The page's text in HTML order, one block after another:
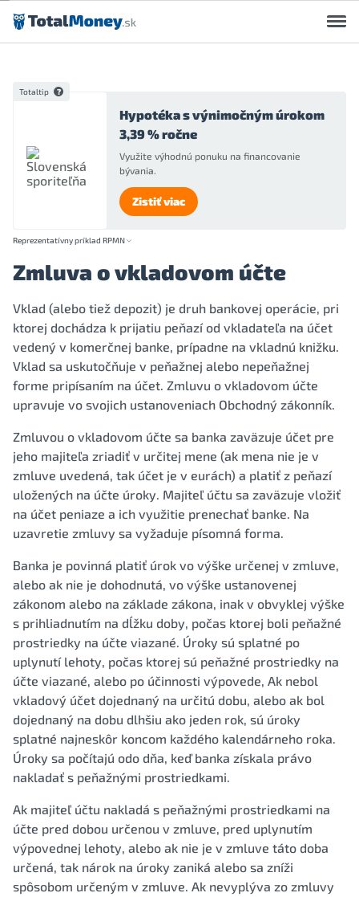
Preskočiť na obsah
Totaltip
Hypotéka s výnimočným úrokom
3,39 % ročne
Využite výhodnú ponuku na financovanie
bývania.
Zistiť viac
Reprezentatívny príklad RPMN
Zmluva o vkladovom účte
Vklad (alebo tiež depozit) je druh bankovej operácie, pri
ktorej dochádza k prijatiu peňazí od vkladateľa na účet
vedený v komerčnej banke, prípadne na vkladnú knižku.
Vklad sa uskutočňuje v peňažnej alebo nepeňažnej
forme pripísaním na účet. Zmluvu o vkladovom účte
upravuje vo svojich ustanoveniach Obchodný zákonník.
Zmluvou o vkladovom účte sa banka zaväzuje účet pre
jeho majiteľa zriadiť v určitej mene (ak mena nie je v
zmluve uvedená, tak účet je v eurách) a platiť z peňazí
uložených na účte úroky. Majiteľ účtu sa zaväzuje vložiť
na účet peniaze a ich využitie prenechať banke. Na
uzavretie zmluvy sa vyžaduje písomná forma.
Banka je povinná platiť úrok vo výške určenej v zmluve,
alebo ak nie je dohodnutá, vo výške ustanovenej
zákonom alebo na základe zákona, inak v obvyklej výške
s prihliadnutím na dĺžku doby, počas ktorej boli peňažné
prostriedky na účte viazané. Úroky sú splatné po
uplynutí lehoty, počas ktorej sú peňažné prostriedky na
účte viazané, alebo po účinnosti výpovede, Ak nebol
vkladový účet dojednaný na určitú dobu, alebo ak bol
dojednaný na dobu dlhšiu ako jeden rok, sú úroky
splatné najneskôr koncom každého kalendárneho roka.
Úroky sa počítajú odo dňa, keď banka získala právo
nakladať s peňažnými prostriedkami.
Ak majiteľ účtu nakladá s peňažnými prostriedkami na
účte pred dobou určenou v zmluve, pred uplynutím
výpovednej lehoty, alebo ak nie je v zmluve táto doba
určená, tak nárok na úroky zaniká alebo sa zníži
spôsobom určeným v zmluve. Ak nevyplýva zo zmluvy